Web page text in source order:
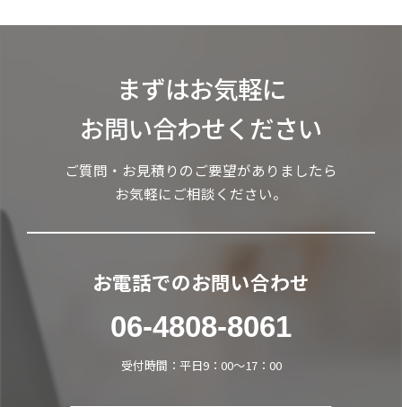
まずはお気軽に
お問い合わせください
ご質問・お見積りのご要望がありましたら
お気軽にご相談ください。
お電話でのお問い合わせ
06-4808-8061
受付時間：平日9：00～17：00